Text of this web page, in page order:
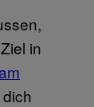
in
dich